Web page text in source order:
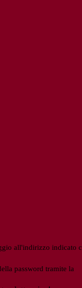
all'indirizzo indicato
password tramite la